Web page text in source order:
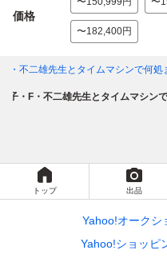
価格
〜182,400円
F・不二雄先生とタイムマシンで何処
子・F・不二雄先生とタイムマシン
トップ 出品
Yahoo!オークシ
Yahoo!ショッピ